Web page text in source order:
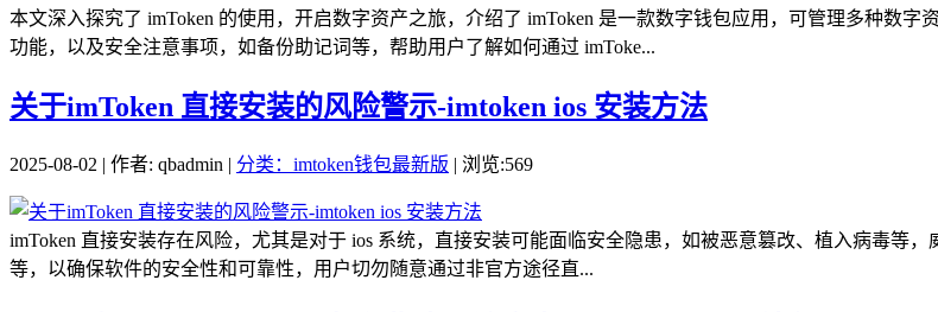
本文深入探究了 imToken 的使用，开启数字资产之旅，介绍了 imToken 是一款数字钱包应用，可管理多种数
功能，以及安全注意事项，如备份助记词等，帮助用户了解如何通过 imToke...
关于imToken 直接安装的风险警示-imtoken ios 安装方法
2025-08-02 | 作者: qbadmin | 分类：imtoken钱包最新版 | 浏览:569
imToken 直接安装存在风险，尤其是对于 ios 系统，直接安装可能面临安全隐患，如被恶意篡改、植入病毒等
等，以确保软件的安全性和可靠性，用户切勿随意通过非官方途径直...